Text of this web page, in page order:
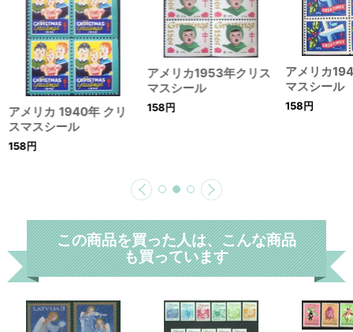
アメリカ 1940年 クリ
スマスシール
158円
アメリカ1953年クリス
マスシール
158円
アメリカ
マスシール
158円
この商品を買った人は、こんな商品
も買っています